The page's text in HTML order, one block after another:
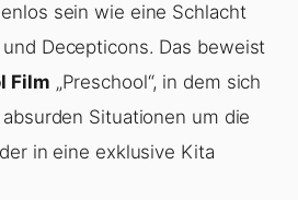
sein wie eine Schlacht
Decepticons. Das beweist
Film „Preschool“, in dem sich
Situationen um die
in eine exklusive Kita